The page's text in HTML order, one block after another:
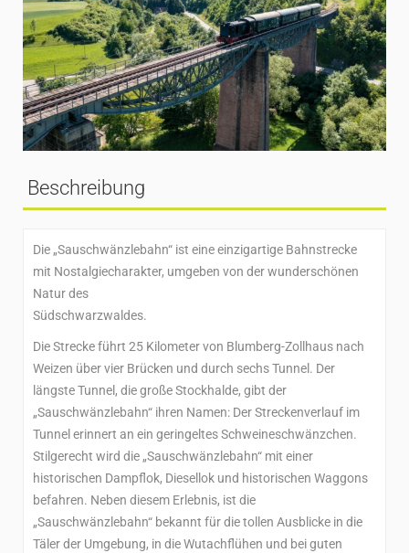
Beschreibung
Die „Sauschwänzlebahn“ ist eine einzigartige Bahnstrecke
mit Nostalgiecharakter, umgeben von der wunderschönen
Natur des
Südschwarzwaldes.
Die Strecke führt 25 Kilometer von Blumberg-Zollhaus nach
Weizen über vier Brücken und durch sechs Tunnel. Der
längste Tunnel, die große Stockhalde, gibt der
„Sauschwänzlebahn“ ihren Namen: Der Streckenverlauf im
Tunnel erinnert an ein geringeltes Schweineschwänzchen.
Stilgerecht wird die „Sauschwänzlebahn“ mit einer
historischen Dampflok, Diesellok und historischen Waggons
befahren. Neben diesem Erlebnis, ist die
„Sauschwänzlebahn“ bekannt für die tollen Ausblicke in die
Täler der Umgebung, in die Wutachflühen und bei guten